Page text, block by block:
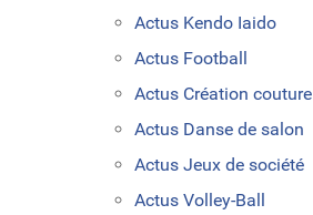
Actus Kendo Iaido
Actus Football
Actus Création couture
Actus Danse de salon
Actus Jeux de société
Actus Volley-Ball